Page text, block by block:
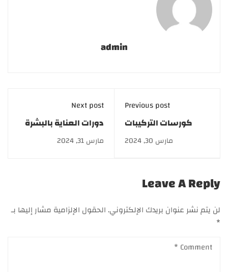
admin
Previous post
كورسات التركيبات
التجميلية..خصم 60 %
وتقسيط على 6 شهور
مارس 30, 2024
Next post
دورات العناية بالبشرة
والشعر | سكين كير
2026
مارس 31, 2024
Leave A Reply
لن يتم نشر عنوان بريدك الإلكتروني.الحقول الإلزامية مشار إليها بـ
*